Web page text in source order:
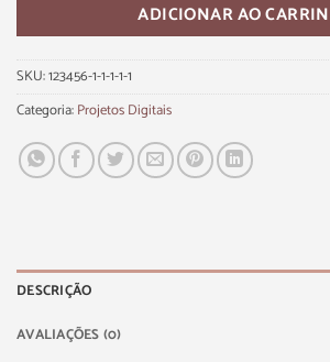
ADICIONAR AO
SKU:123456-1-1-1-1-1
Categoria:Projetos Digitais
DESCRIÇÃO
AVALIAÇÕES (0)